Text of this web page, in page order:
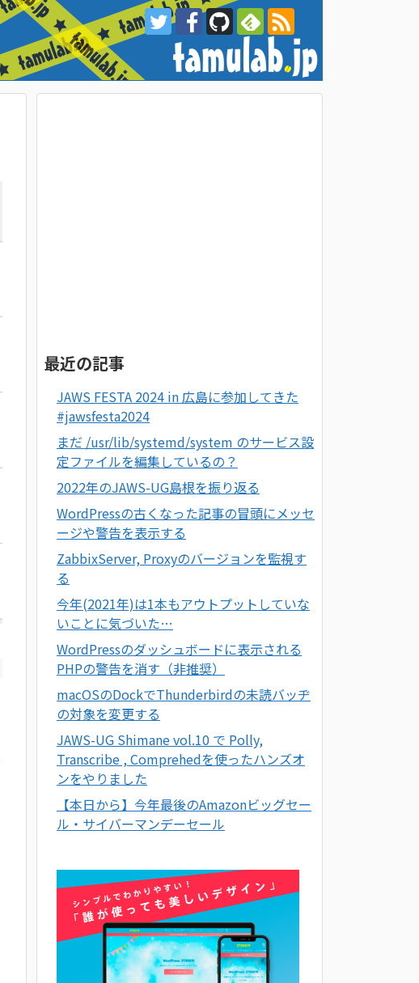
最近の記事
JAWS FESTA 2024 in 広島に参加してきた
#jawsfesta2024
まだ /usr/lib/systemd/system のサービス設
定ファイルを編集しているの？
2022年のJAWS-UG島根を振り返る
WordPressの古くなった記事の冒頭にメッセ
ージや警告を表示する
ZabbixServer, Proxyのバージョンを監視す
る
今年(2021年)は1本もアウトプットしていな
いことに気づいた…
WordPressのダッシュボードに表示される
PHPの警告を消す（非推奨）
macOSのDockでThunderbirdの未読バッヂ
の対象を変更する
JAWS-UG Shimane vol.10 で Polly,
Transcribe , Comprehedを使ったハンズオ
ンをやりました
【本日から】今年最後のAmazonビッグセー
ル・サイバーマンデーセール